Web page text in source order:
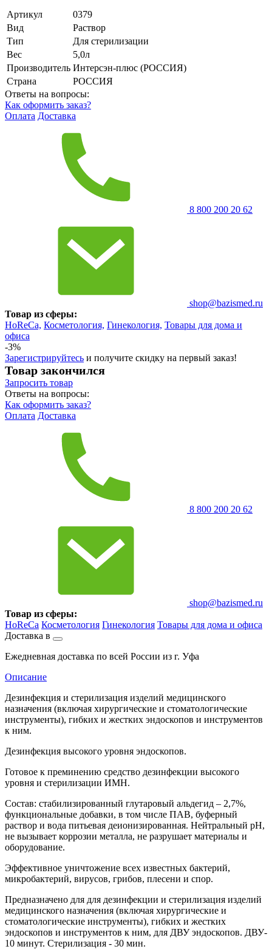
Артикул
0379
Вид
Раствор
Тип
Для стерилизации
Вес
5,0л
Производитель Интерсэн-плюс (РОССИЯ)
Страна
РОССИЯ
Ответы на вопросы:
Как оформить заказ?
Оплата Доставка
8 800 200 20 62
shop@bazismed.ru
Товар из сферы:
HoReCa, Косметология, Гинекология, Товары для дома и
офиса
-3%
Зарегистрируйтесь и получите скидку на первый заказ!
Товар закончился
Запросить товар
Ответы на вопросы:
Как оформить заказ?
Оплата Доставка
8 800 200 20 62
shop@bazismed.ru
Товар из сферы:
HoReCa Косметология Гинекология Товары для дома и офиса
Доставка в
Ежедневная доставка по всей России из г. Уфа
Описание
Дезинфекция и стерилизация изделий медицинского
назначения (включая хирургические и стоматологические
инструменты), гибких и жестких эндоскопов и инструментов
к ним.
Дезинфекция высокого уровня эндоскопов.
Готовое к преминению средство дезинфекции высокого
уровня и стерилизации ИМН.
Состав: стабилизированный глутаровый альдегид – 2,7%,
функциональные добавки, в том числе ПАВ, буферный
раствор и вода питьевая деионизированная. Нейтральный pH,
не вызывает коррозии металла, не разрушает материалы и
оборудование.
Эффективное уничтожение всех известных бактерий,
микробактерий, вирусов, грибов, плесени и спор.
Предназначено для для дезинфекции и стерилизация изделий
медицинского назначения (включая хирургические и
стоматологические инструменты), гибких и жестких
эндоскопов и инструментов к ним, для ДВУ эндоскопов. ДВУ-
10 минут. Стерилизация - 30 мин.